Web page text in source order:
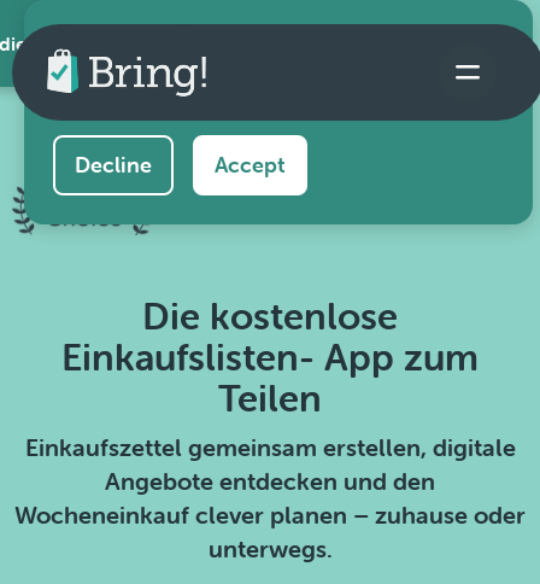
AppThis website uses cookies to ensure you get the
best experience on our website.
Decline Accept
Die kostenlose
Einkaufslisten- App zum
Teilen
Einkaufszettel gemeinsam erstellen, digitale
Angebote entdecken und den
Wocheneinkauf clever planen – zuhause oder
unterwegs.